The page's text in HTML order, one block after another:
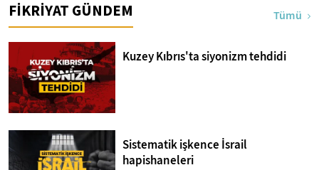
“Neler savaş suçudur?”
FİKRİYAT GÜNDEM Tümü
Kuzey Kıbrıs'ta siyonizm tehdidi
Sistematik işkence İsrail
hapishaneleri